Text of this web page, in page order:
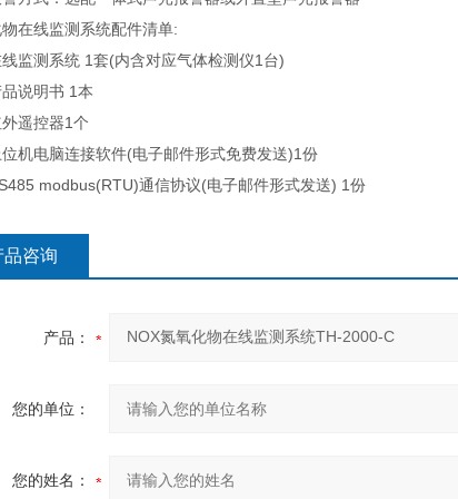
在线监测系统配件清单:
测系统 1套(内含对应气体检测仪1台)
明书 1本
控器1个
电脑连接软件(电子邮件形式免费发送)1份
modbus(RTU)通信协议(电子邮件形式发送) 1份
品咨询
产品：
您的单位：
您的姓名：